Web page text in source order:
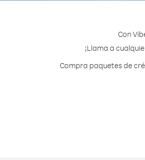
Con
¡Llama a
Compra paquetes de